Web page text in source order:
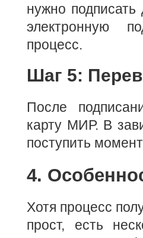
нужно подписать
электронную
процесс.
Шаг 5:
После
карту МИР. В
поступить
4.
Хотя процесс
прост, есть